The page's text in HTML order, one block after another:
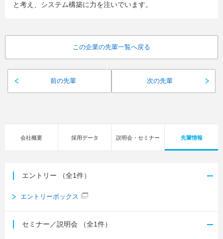
と考え、システム構築に力を注いでいます。
前の先輩
この企業の先輩一覧へ戻る
次の先輩
会社概要 採用データ 説明会・セミナー 先輩情報
エントリー （全1件）
エントリーボックス
セミナー／説明会 （全1件）